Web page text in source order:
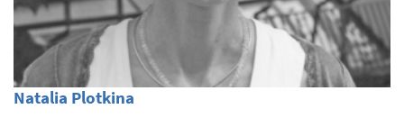
Natalia Plotkina